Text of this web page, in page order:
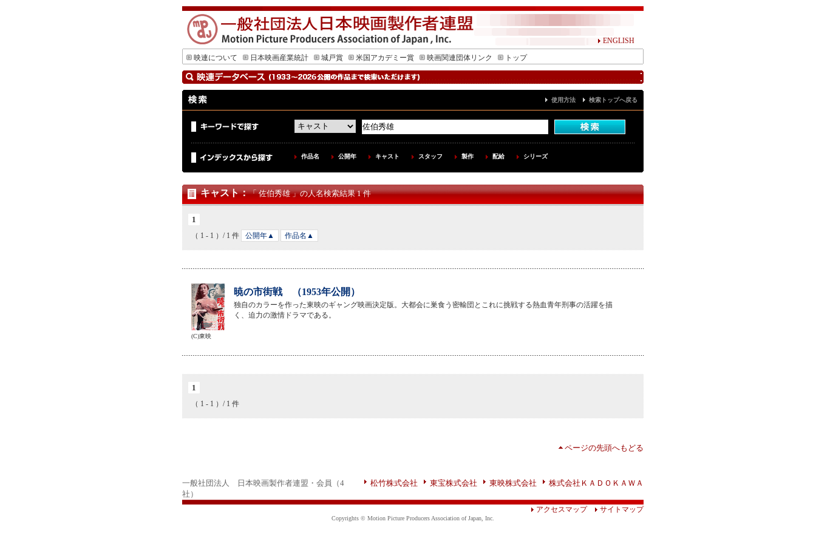
ENGLISH
映連について
日本映画産業統計 城戸賞 米国アカデミー賞 映画関連団体リンク トップ
使用方法 検索トップへ戻る
作品名 公開年 キャスト スタッフ 製作 配給 シリーズ
キャスト：「 佐伯秀雄 」の人名検索結果 1 件
1
（ 1 - 1 ）/ 1 件 公開年▲ 作品名▲
暁の市街戦 （1953年公開）
独自のカラーを作った東映のギャング映画決定版。大都会に巣食う密輸団とこれに挑戦する熱血青年刑事の活躍を描
く、迫力の激情ドラマである。
(C)東映
1
（ 1 - 1 ）/ 1 件
ページの先頭へもどる
一般社団法人 日本映画製作者連盟・会員（4
社）
松竹株式会社 東宝株式会社 東映株式会社 株式会社ＫＡＤＯＫＡＷＡ
アクセスマップ サイトマップ
Copyrights © Motion Picture Producers Association of Japan, Inc.